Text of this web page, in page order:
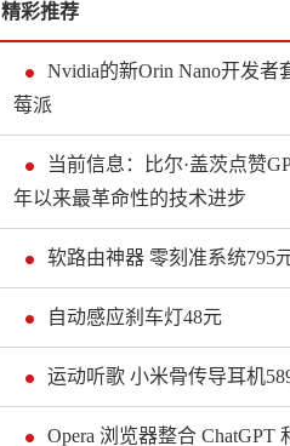
精彩推荐
Nvidia的新Orin Nano开发者
莓派
当前信息：比尔·盖茨点赞
年以来最革命性的技术进步
软路由神器 零刻准系统795
自动感应刹车灯48元
运动听歌 小米骨传导耳机
Opera 浏览器整合 ChatGPT